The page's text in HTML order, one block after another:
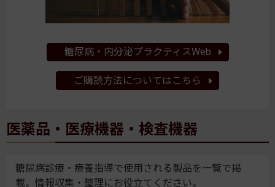
糖尿病・内分泌プラクティスWeb
ご購読方法についてはこちら
医薬品・医療機器・検査機器
糖尿病診療・療養指導で使用される製品を一覧で掲
載。情報収集・整理にお役立てください。